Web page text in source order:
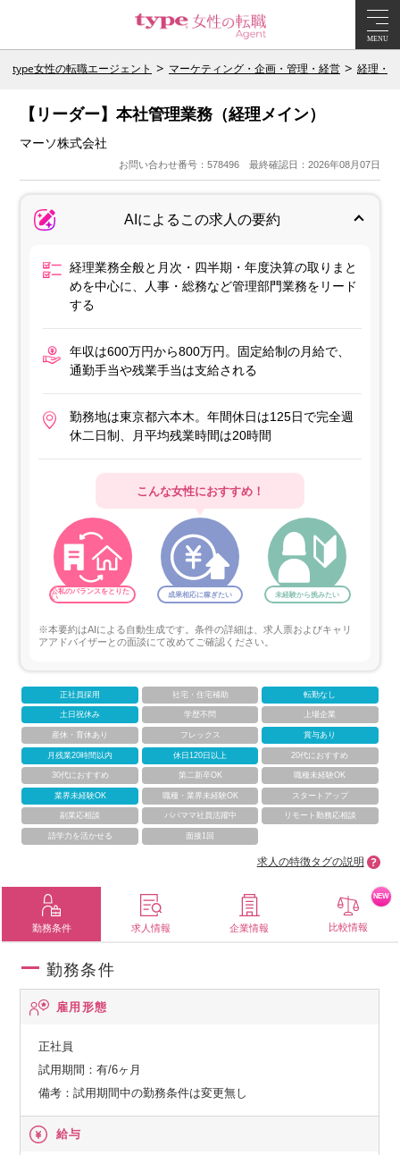
MENU
type女性の転職エージェント マーケティング・企画・管理・経営 経理・
【リーダー】本社管理業務（経理メイン）
マーソ株式会社
お問い合わせ番号：578496 最終確認日：2026年08月07日
AIによるこの求人の要約
経理業務全般と月次・四半期・年度決算の取りまと
めを中心に、人事・総務など管理部門業務をリード
する
年収は600万円から800万円。固定給制の月給で、
通勤手当や残業手当は支給される
勤務地は東京都六本木。年間休日は125日で完全週
休二日制、月平均残業時間は20時間
こんな女性におすすめ！
公私のバランスをとりた
い 成果相応に稼ぎたい 未経験から挑みたい
※本要約はAIによる自動生成です。条件の詳細は、求人票およびキャリ
アアドバイザーとの面談にて改めてご確認ください。
正社員採用 社宅・住宅補助 転勤なし
土日祝休み 学歴不問 上場企業
産休・育休あり フレックス 賞与あり
月残業20時間以内 休日120日以上 20代におすすめ
30代におすすめ 第二新卒OK 職種未経験OK
業界未経験OK 職種・業界未経験OK スタートアップ
副業応相談 パパママ社員活躍中 リモート勤務応相談
語学力を活かせる 面接1回
求人の特徴タグの説明
勤務条件 求人情報 企業情報 比較情報
NEW
勤務条件
雇用形態
正社員
試用期間：有/6ヶ月
備考：試用期間中の勤務条件は変更無し
給与